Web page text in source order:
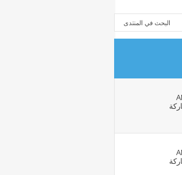
البحث في المنتدى